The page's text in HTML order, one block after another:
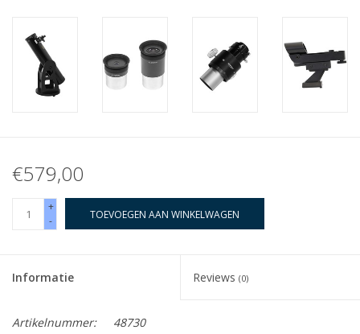
Cadeaubonnen
Merken
€579,00
+
-
TOEVOEGEN AAN WINKELWAGEN
Informatie Reviews (0)
Artikelnummer:
48730